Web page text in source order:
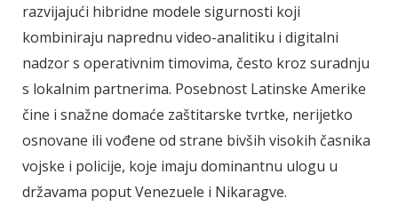
razvijajući hibridne modele sigurnosti koji
kombiniraju naprednu video-analitiku i digitalni
nadzor s operativnim timovima, često kroz suradnju
s lokalnim partnerima. Posebnost Latinske Amerike
čine i snažne domaće zaštitarske tvrtke, nerijetko
osnovane ili vođene od strane bivših visokih časnika
vojske i policije, koje imaju dominantnu ulogu u
državama poput Venezuele i Nikaragve.